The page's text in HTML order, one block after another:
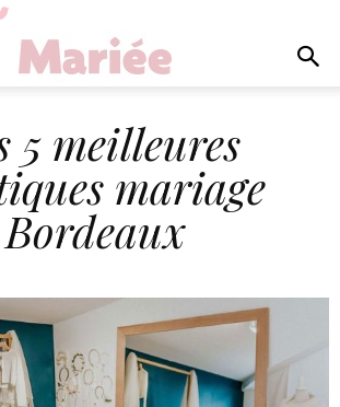
5 meilleures
mariage
Bordeaux